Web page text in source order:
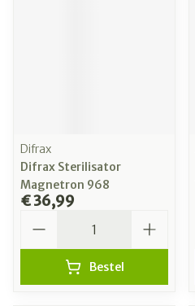
Difrax
Difrax Sterilisator
Magnetron 968
€ 36,99
Bestel